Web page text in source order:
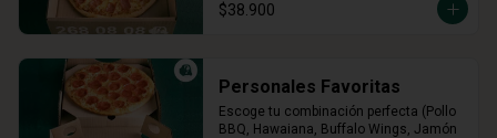
$38.900
Personales Favoritas
Escoge tu combinación perfecta (Pollo
BBQ, Hawaiana, Buffalo Wings, Jamón